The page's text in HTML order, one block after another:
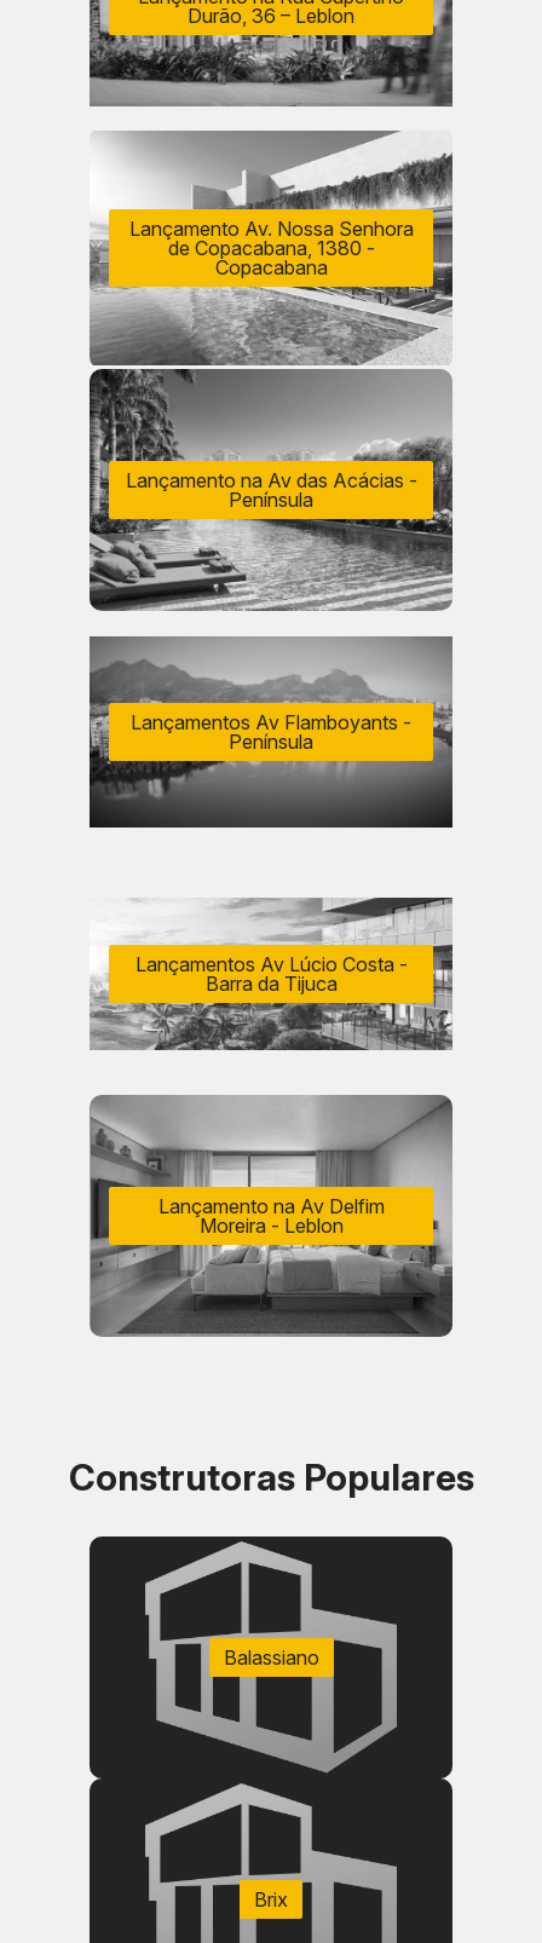
Durão, 36 – Leblon
Lançamento Av. Nossa Senhora
de Copacabana, 1380 -
Copacabana
Lançamento na Av das Acácias -
Península
Lançamentos Av Flamboyants -
Península
Lançamentos Av Lúcio Costa -
Barra da Tijuca
Lançamento na Av Delfim
Moreira - Leblon
Construtoras Populares
Balassiano
Brix